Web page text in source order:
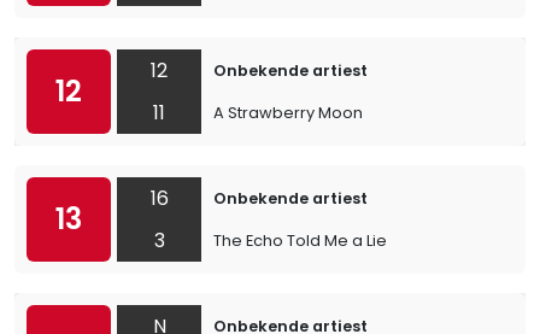
12
12
11
Onbekende artiest
A Strawberry Moon
13
16
3
Onbekende artiest
The Echo Told Me a Lie
N
Onbekende artiest